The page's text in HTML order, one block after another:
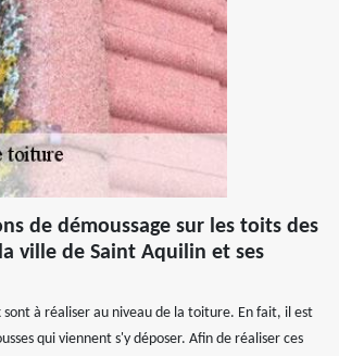
de démoussage sur les toits des
ville de Saint Aquilin et ses
à réaliser au niveau de la toiture. En fait, il est
qui viennent s'y déposer. Afin de réaliser ces